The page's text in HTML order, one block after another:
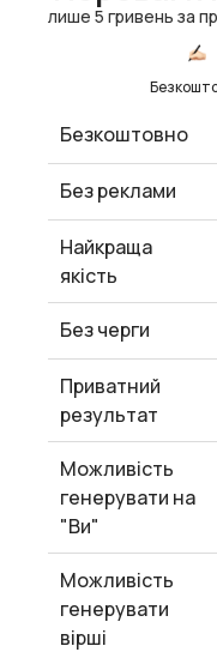
лише 5 гривень за
Безкоштовно
Без реклами
Найкраща
якість
Без черги
Приватний
результат
Можливість
генерувати на
"Ви"
Можливість
генерувати
вірші